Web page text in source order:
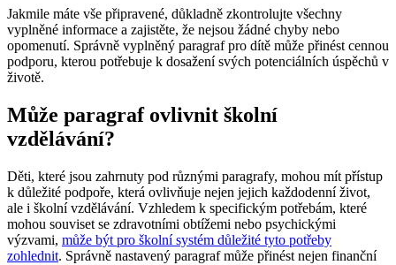
Jakmile máte vše připravené, důkladně zkontrolujte všechny
vyplněné informace a zajistěte, že nejsou žádné chyby nebo
opomenutí. Správně vyplněný paragraf pro dítě může přinést cennou
podporu, kterou potřebuje k dosažení svých potenciálních úspěchů v
životě.
Může paragraf ovlivnit školní
vzdělávání?
Děti, které jsou zahrnuty pod různými paragrafy, mohou mít přístup
k důležité podpoře, která ovlivňuje nejen jejich každodenní život,
ale i školní vzdělávání. Vzhledem k specifickým potřebám, které
mohou souviset se zdravotními obtížemi nebo psychickými
výzvami, může být pro školní systém důležité tyto potřeby
zohlednit. Správně nastavený paragraf může přinést nejen finanční